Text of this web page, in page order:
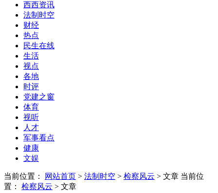
西西资讯
法制时空
财经
热点
民生在线
生活
视点
各地
时评
党建之窗
体育
视听
人才
军事看点
健康
文娱
当前位置： 网站首页 > 法制时空 > 检察风云 > 文章 当前位
置： 检察风云 > 文章